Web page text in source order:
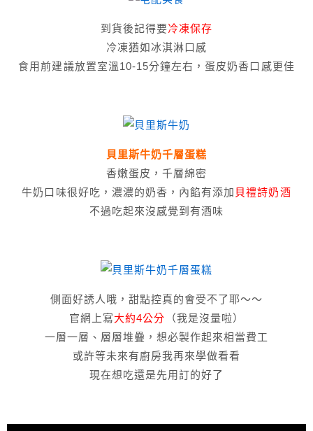
到貨後記得要冷凍保存
冷凍猶如冰淇淋口感
食用前建議放置室溫10-15分鐘左右，蛋皮奶香口感更佳
貝里斯牛奶千層蛋糕
香嫩蛋皮，千層綿密
牛奶口味很好吃，濃濃的奶香，內餡有添加 貝禮詩奶酒
不過吃起來沒感覺到有酒味
側面好誘人哦，甜點控真的會受不了耶～～
官網上寫大約4公分 （我是沒量啦）
一層一層、層層堆疊，想必製作起來相當費工
或許等未來有廚房我再來學做看看
現在想吃還是先用訂的好了